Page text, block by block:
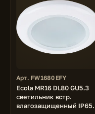
Арт. FW1680EFY
Ecola MR16 DL80 GU5.3
светильник встр.
влагозащищенный IP65